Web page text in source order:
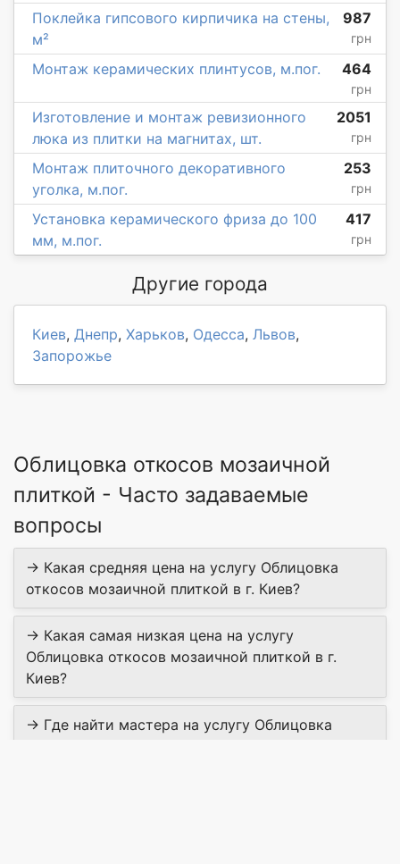
Поклейка гипсового кирпичика на стены,
м²
987
грн
Монтаж керамических плинтусов, м.пог. 464
грн
Изготовление и монтаж ревизионного
люка из плитки на магнитах, шт.
2051
грн
Монтаж плиточного декоративного
уголка, м.пог.
253
грн
Установка керамического фриза до 100
мм, м.пог.
417
грн
Другие города
Киев, Днепр, Харьков, Одесса, Львов,
Запорожье
Облицовка откосов мозаичной
плиткой - Часто задаваемые
вопросы
→ Какая средняя цена на услугу Облицовка
откосов мозаичной плиткой в г. Киев?
→ Какая самая низкая цена на услугу
Облицовка откосов мозаичной плиткой в г.
Киев?
→ Где найти мастера на услугу Облицовка